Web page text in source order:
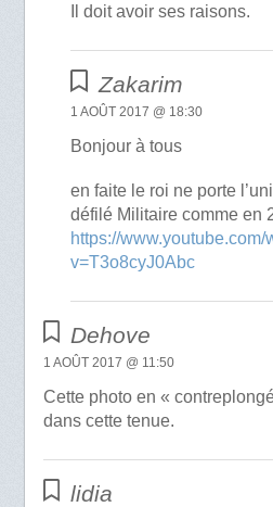
Il doit avoir ses raisons.
Zakarim
1 AOÛT 2017 @ 18:30
Bonjour à tous
en faite le roi ne porte
défilé Militaire comme en
https://www.youtube.com/
v=T3o8cyJ0Abc
Dehove
1 AOÛT 2017 @ 11:50
Cette photo en «
dans cette tenue.
lidia